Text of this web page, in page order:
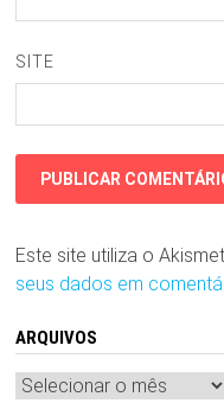
SITE
Este site utiliza o
seus dados em
ARQUIVOS
Arquivos